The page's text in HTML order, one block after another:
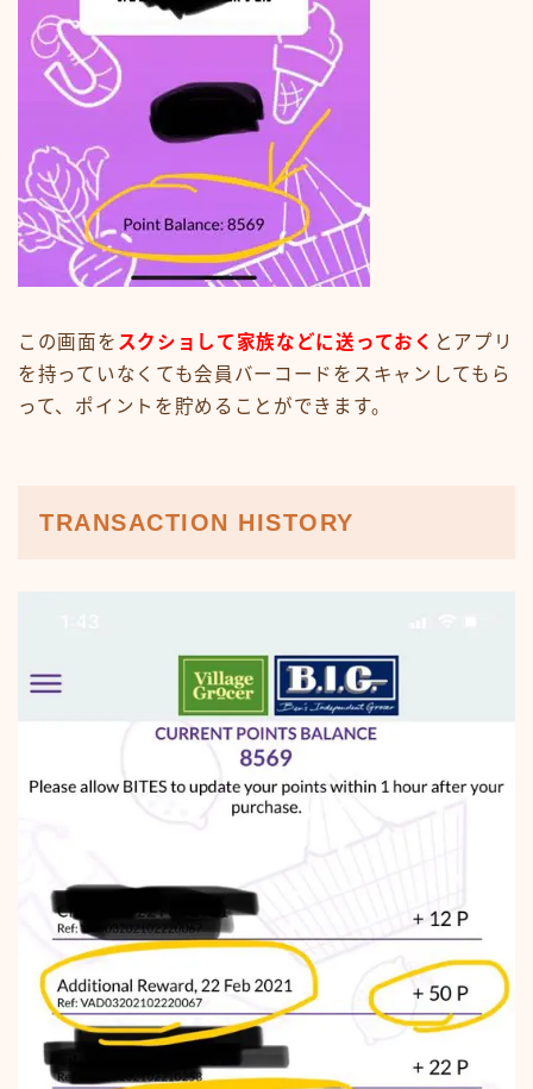
この画面を スクショして家族などに送っておく とアプリ
を持っていなくても会員バーコードをスキャンしてもら
って、ポイントを貯めることができます。
TRANSACTION HISTORY